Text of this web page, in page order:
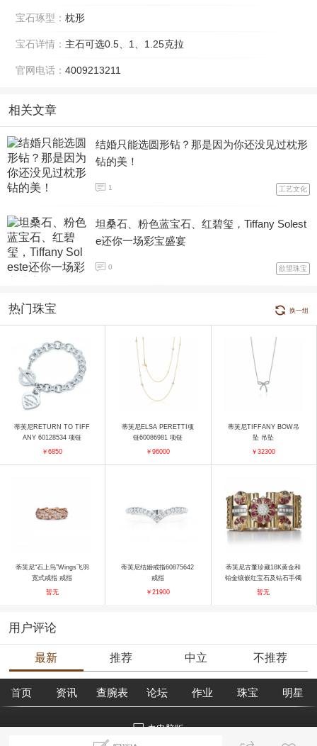
宝石琢型： 枕形
宝石详情： 主石可选0.5、1、1.25克拉
官网电话： 4009213211
相关文章
结婚只能选圆形钻？那是因为你还没见过枕形
钻的美！
1 工艺文化
坦桑石、粉色蓝宝石、红碧玺，Tiffany Solest
e还你一场彩宝盛宴
0 欲望珠宝
热门珠宝 换一组
蒂芙尼RETURN TO TIFF
ANY 60128534 项链
￥6850
蒂芙尼ELSA PERETTI项
链60086981 项链
￥96000
蒂芙尼TIFFANY BOW吊
坠 吊坠
￥32300
蒂芙尼“石上鸟”Wings飞羽
宽式戒指 戒指
暂无
蒂芙尼结婚戒指60875642
戒指
￥21900
蒂芙尼古董珍藏18K黄金和
铂金镶嵌红宝石及钻石手镯
手镯
暂无
用户评论
最新 推荐 中立 不推荐
首页 资讯 查腕表 论坛 作业 珠宝 明星
去电脑版